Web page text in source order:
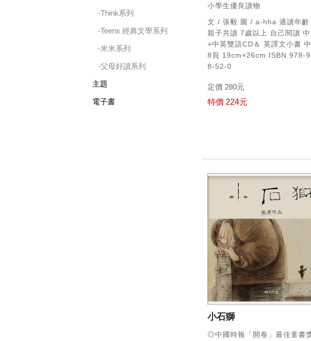
Think系列
Teens 經典文學系列
米米系列
父母好讀系列
主題
電子書
小學生優良讀物
文 / 張毅 圖 / a-hha 適讀年
親子共讀 7歲以上 自己閱讀
+中英雙語CD＆ 英譯文小書
8頁 19cm×26cm ISBN 978-
8-52-0
定價 280元
特價 224元
小石獅
◎中國時報「開卷」最佳童書